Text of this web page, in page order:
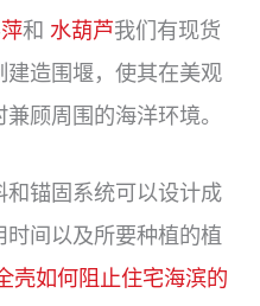
和 水葫芦我们有现货
造围堰，使其在美观
顾周围的海洋环境。
锚固系统可以设计成
间以及所要种植的植
壳如何阻止住宅海滨的